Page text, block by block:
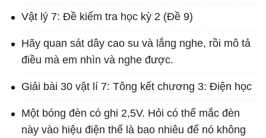
Vật lý 7: Đề kiểm tra học kỳ 2 (Đề 9)
Hãy quan sát dây cao su và lắng nghe, rồi mô tả
điều mà em nhìn và nghe được.
Giải bài 30 vật lí 7: Tông kết chương 3: Điện học
Một bóng đèn có ghi 2,5V. Hỏi có thể mắc đèn
này vào hiệu điện thế là bao nhiêu để nó không